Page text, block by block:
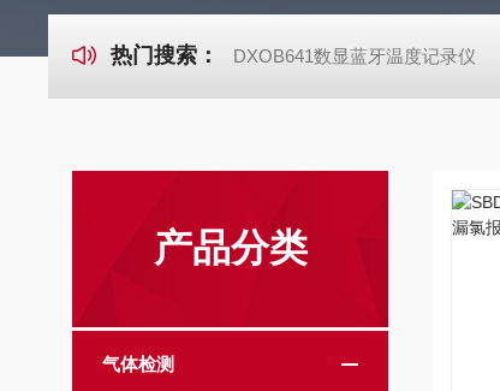
热门搜索： DXOB641数显蓝牙温度记录仪
产品分类
气体检测